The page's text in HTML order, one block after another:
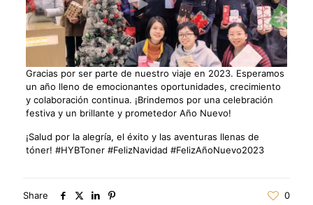
Gracias por ser parte de nuestro viaje en 2023. Esperamos
un año lleno de emocionantes oportunidades, crecimiento
y colaboración continua. ¡Brindemos por una celebración
festiva y un brillante y prometedor Año Nuevo!
¡Salud por la alegría, el éxito y las aventuras llenas de
tóner! #HYBToner #FelizNavidad #FelizAñoNuevo2023
Share 0